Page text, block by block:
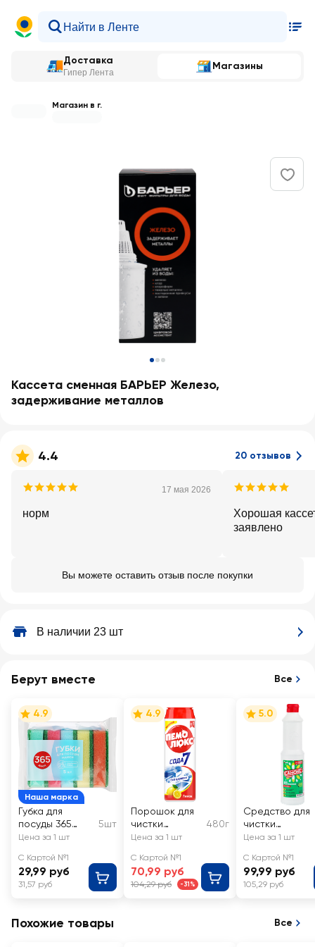
Доставка
Гипер Лента
Магазины
Магазин в г.
Кассета сменная БАРЬЕР Железо,
задерживание металлов
4.4 20 отзывов
17 мая 2026
норм
Хорошая
заявлено
Вы можете оставить отзыв после покупки
В наличии 23 шт
Берут вместе Все
Наша марка
4.9
Губка для
посуды 365
ДНЕЙ большая
5шт
Цена за 1 шт
С Картой №1
29,99 руб
31,57 руб
4.9
Порошок для
чистки
ПЕМОЛЮКС
480г
Цена за 1 шт
С Картой №1
70,99 руб
104,29 руб -31%
5.0
Средство для
чистки
сантехники
Цена за 1 шт
С Картой №1
99,99 руб
105,29 руб
Похожие товары Все